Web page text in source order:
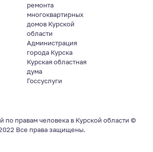
ремонта
многоквартирных
домов Курской
области
Администрация
города Курска
Курская областная
дума
Госсуслуги
по правам человека в Курской области ©
Все права защищены.